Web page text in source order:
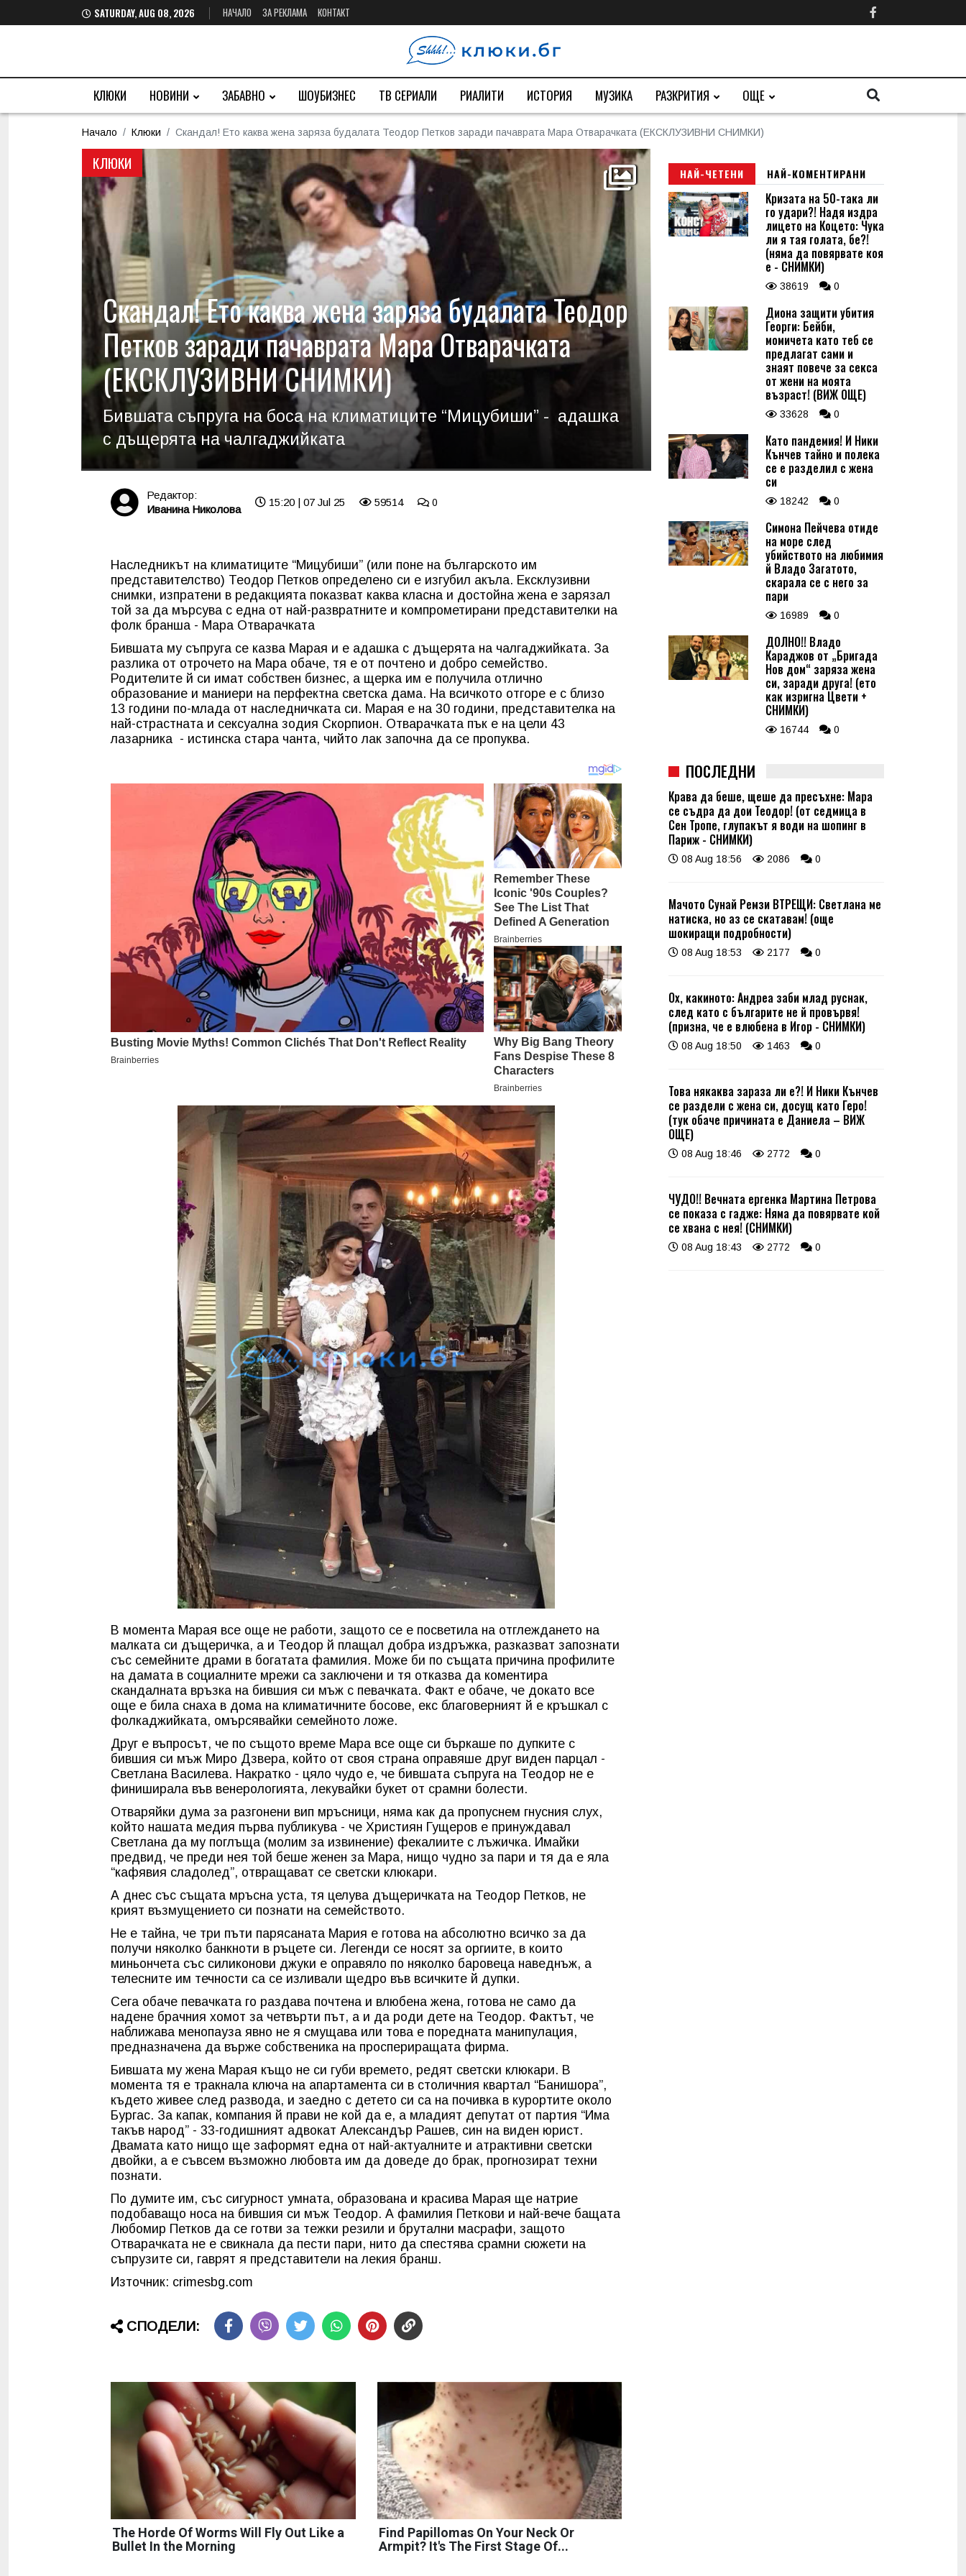
SATURDAY, AUG 08, 2026 НАЧАЛО ЗА РЕКЛАМА КОНТАКТ
КЛЮКИ НОВИНИ ЗАБАВНО ШОУБИЗНЕС ТВ СЕРИАЛИ РИАЛИТИ ИСТОРИЯ МУЗИКА РАЗКРИТИЯ ОЩЕ
Начало Клюки Скандал! Ето каква жена заряза будалата Теодор Петков заради пачаврата Мара Отварачката (ЕКСКЛУЗИВНИ СНИМКИ)
КЛЮКИ
Скандал! Ето каква жена заряза будалата Теодор
Петков заради пачаврата Мара Отварачката
(ЕКСКЛУЗИВНИ СНИМКИ)
Бившата съпруга на боса на климатиците “Мицубиши” - адашка
с дъщерята на чалгаджийката
Редактор:
Иванина Николова
15:20 | 07 Jul 25 59514 0
Наследникът на климатиците “Мицубиши” (или поне на българското им
представителство) Теодор Петков определено си е изгубил акъла. Ексклузивни
снимки, изпратени в редакцията показват каква класна и достойна жена е зарязал
той за да мърсува с една от най-развратните и компрометирани представителки на
фолк бранша - Мара Отварачката
Бившата му съпруга се казва Марая и е адашка с дъщерята на чалгаджийката. За
разлика от отрочето на Мара обаче, тя е от почтено и добро семейство.
Родителите й си имат собствен бизнес, а щерка им е получила отлично
образование и маниери на перфектна светска дама. На всичкото отгоре е с близо
13 години по-млада от наследничката си. Марая е на 30 години, представителка на
най-страстната и сексуална зодия Скорпион. Отварачката пък е на цели 43
лазарника - истинска стара чанта, чийто лак започна да се пропуква.
В момента Марая все още не работи, защото се е посветила на отглеждането на
малката си дъщеричка, а и Теодор й плащал добра издръжка, разказват запознати
със семейните драми в богатата фамилия. Може би по същата причина профилите
на дамата в социалните мрежи са заключени и тя отказва да коментира
скандалната връзка на бившия си мъж с певачката. Факт е обаче, че докато все
още е била снаха в дома на климатичните босове, екс благоверният й е кръшкал с
фолкаджийката, омърсявайки семейното ложе.
Друг е въпросът, че по същото време Мара все още си бъркаше по дупките с
бившия си мъж Миро Дзвера, който от своя страна оправяше друг виден парцал -
Светлана Василева. Накратко - цяло чудо е, че бившата съпруга на Теодор не е
финиширала във венерологията, лекувайки букет от срамни болести.
Отваряйки дума за разгонени вип мръсници, няма как да пропуснем гнусния слух,
който нашата медия първа публикува - че Християн Гущеров е принуждавал
Светлана да му поглъща (молим за извинение) фекалиите с лъжичка. Имайки
предвид, че преди нея той беше женен за Мара, нищо чудно за пари и тя да е яла
“кафявия сладолед”, отвращават се светски клюкари.
А днес със същата мръсна уста, тя целува дъщеричката на Теодор Петков, не
крият възмущението си познати на семейството.
Не е тайна, че три пъти парясаната Мария е готова на абсолютно всичко за да
получи няколко банкноти в ръцете си. Легенди се носят за оргиите, в които
миньончета със силиконови джуки е оправяло по няколко баровеца наведнъж, а
телесните им течности са се изливали щедро във всичките й дупки.
Сега обаче певачката го раздава почтена и влюбена жена, готова не само да
надене брачния хомот за четвърти път, а и да роди дете на Теодор. Фактът, че
наближава менопауза явно не я смущава или това е поредната манипулация,
предназначена да върже собственика на проспериращата фирма.
Бившата му жена Марая къщо не си губи времето, редят светски клюкари. В
момента тя е тракнала ключа на апартамента си в столичния квартал “Банишора”,
където живее след развода, и заедно с детето си са на почивка в курортите около
Бургас. За капак, компания й прави не кой да е, а младият депутат от партия “Има
такъв народ” - 33-годишният адвокат Александър Рашев, син на виден юрист.
Двамата като нищо ще заформят една от най-актуалните и атрактивни светски
двойки, а е съвсем възможно любовта им да доведе до брак, прогнозират техни
познати.
По думите им, със сигурност умната, образована и красива Марая ще натрие
подобаващо носа на бившия си мъж Теодор. А фамилия Петкови и най-вече бащата
Любомир Петков да се готви за тежки резили и брутални масрафи, защото
Отварачката не е свикнала да пести пари, нито да спестява срамни сюжети на
съпрузите си, гаврят я представители на лекия бранш.
Източник: crimesbg.com
СПОДЕЛИ:
The Horde Of Worms Will Fly Out Like a
Bullet In the Morning
Find Papillomas On Your Neck Or
Armpit? It's The First Stage Of...
НАЙ-ЧЕТЕНИ НАЙ-КОМЕНТИРАНИ
Кризата на 50-така ли
го удари?! Надя издра
лицето на Коцето: Чука
ли я тая голата, бе?!
(няма да повярвате коя
е - СНИМКИ)
38619 0
Диона защити убития
Георги: Бейби,
момичета като теб се
предлагат сами и
знаят повече за секса
от жени на моята
възраст! (ВИЖ ОЩЕ)
33628 0
Като пандемия! И Ники
Кънчев тайно и полека
се е разделил с жена
си
18242 0
Симона Пейчева отиде
на море след
убийството на любимия
й Владо Загатото,
скарала се с него за
пари
16989 0
ДОЛНО!! Владо
Караджов от „Бригада
Нов дом“ заряза жена
си, заради друга! (ето
как изригна Цвети +
СНИМКИ)
16744 0
ПОСЛЕДНИ
Крава да беше, щеше да пресъхне: Мара
се съдра да дои Теодор! (от седмица в
Сен Тропе, глупакът я води на шопинг в
Париж - СНИМКИ)
08 Aug 18:56 2086 0
Мачото Сунай Ремзи ВТРЕЩИ: Светлана ме
натиска, но аз се скатавам! (още
шокиращи подробности)
08 Aug 18:53 2177 0
Ох, какиното: Андреа заби млад руснак,
след като с българите не й провървя!
(призна, че е влюбена в Игор - СНИМКИ)
08 Aug 18:50 1463 0
Това някаква зараза ли е?! И Ники Кънчев
се раздели с жена си, досущ като Геро!
(тук обаче причината е Даниела – ВИЖ
ОЩЕ)
08 Aug 18:46 2772 0
ЧУДО!! Вечната ергенка Мартина Петрова
се показа с гадже: Няма да повярвате кой
се хвана с нея! (СНИМКИ)
08 Aug 18:43 2772 0